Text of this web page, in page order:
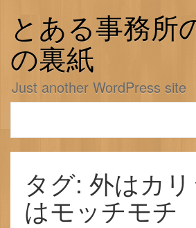
とある事務所
の裏紙
Just another WordPress site
タグ: 外はカ
はモッチモチ